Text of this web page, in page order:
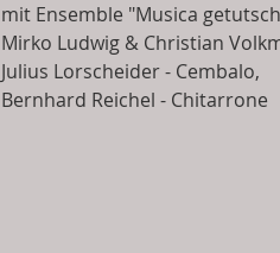
mit Ensemble "Musica
Mirko Ludwig & Christian
Julius Lorscheider - Cembalo,
Bernhard Reichel - Chitarrone